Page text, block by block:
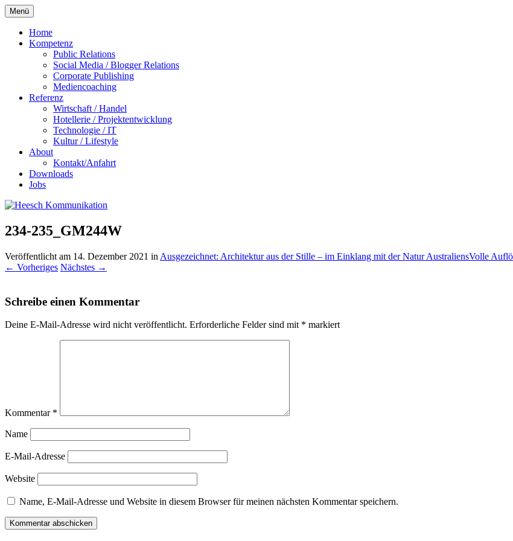
Menü Zum
Inhalt
springen
Home
Kompetenz
Public Relations
Social Media / Blogger Relations
Corporate Publishing
Mediencoaching
Referenz
Wirtschaft / Handel
Hotellerie / Projektentwicklung
Technologie / IT
Kultur / Lifestyle
About
Kontakt/Anfahrt
Downloads
Jobs
234-235_GM244W
Veröffentlicht am 14. Dezember 2021 in Ausgezeichnet: Architektur aus der Stille – im Einklang mit der Natur AustraliensVolle
← Vorheriges Nächstes →
Schreibe einen Kommentar
Deine E-Mail-Adresse wird nicht veröffentlicht. Erforderliche Felder sind mit * markiert
Kommentar *
Name
E-Mail-Adresse
Website
Name, E-Mail-Adresse und Website in diesem Browser für meinen nächsten Kommentar speichern.